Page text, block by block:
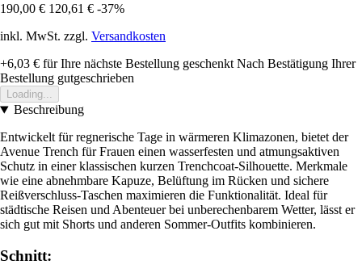
190,00 € 120,61 € -37%
inkl. MwSt. zzgl. Versandkosten
+6,03 € für Ihre nächste Bestellung geschenkt Nach Bestätigung Ihrer
Bestellung gutgeschrieben
Loading...
Beschreibung
Entwickelt für regnerische Tage in wärmeren Klimazonen, bietet der
Avenue Trench für Frauen einen wasserfesten und atmungsaktiven
Schutz in einer klassischen kurzen Trenchcoat-Silhouette. Merkmale
wie eine abnehmbare Kapuze, Belüftung im Rücken und sichere
Reißverschluss-Taschen maximieren die Funktionalität. Ideal für
städtische Reisen und Abenteuer bei unberechenbarem Wetter, lässt er
sich gut mit Shorts und anderen Sommer-Outfits kombinieren.
Schnitt: